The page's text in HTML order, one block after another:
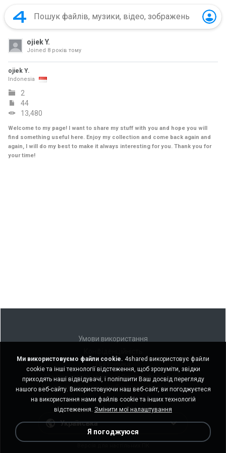
ojiek Y.
Joined 8 років тому
ojiek Y.
Indonesia
2
44
13,480
Welcome to my page! I want to share my stuff with you and hope you will
find something useful here. Enjoy my collection and come back again and
again, I will do my best to make it always interesting for you. Thank you for
your time!
Умови використання
Не продавати мою особисту інформацію
Не ділитися моєю особистою інформацією
Українська
Ми використовуємо файли cookie. 4shared використовує файли
cookie та інші технології відстеження, щоб зрозуміти, звідки
приходять наші відвідувачі, і поліпшити Ваш досвід перегляду
нашого веб-сайту. Використовуючи наш веб-сайт, ви погоджуєтеся
на використання нами файлів cookie та інших технологій
відстеження. Змінити мої налаштування
Я погоджуюся